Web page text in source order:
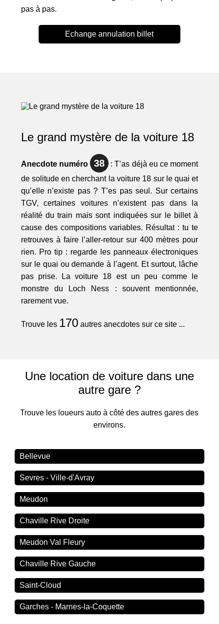
pas à pas.
Echange annulation billet
Le grand mystère de la voiture 18
Anecdote numéro 38
: T’as déjà eu ce moment
de solitude en cherchant la voiture 18 sur le quai et
qu’elle n’existe pas ? T’es pas seul. Sur certains
TGV, certaines voitures n’existent pas dans la
réalité du train mais sont indiquées sur le billet à
cause des compositions variables. Résultat : tu te
retrouves à faire l’aller-retour sur 400 mètres pour
rien. Pro tip : regarde les panneaux électroniques
sur le quai ou demande à l’agent. Et surtout, lâche
pas prise. La voiture 18 est un peu comme le
monstre du Loch Ness : souvent mentionnée,
rarement vue.
Trouve les 170autres anecdotes sur ce site ...
Une location de voiture dans une
autre gare ?
Trouve les loueurs auto à côté des autres gares des
environs.
Bellevue
Sevres - Ville-d'Avray
Meudon
Chaville Rive Droite
Meudon Val Fleury
Chaville Rive Gauche
Saint-Cloud
Garches - Marnes-la-Coquette